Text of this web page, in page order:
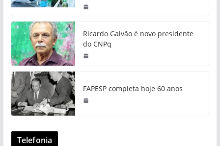
Ricardo Galvão é novo presidente
do CNPq
FAPESP completa hoje 60 anos
Telefonia